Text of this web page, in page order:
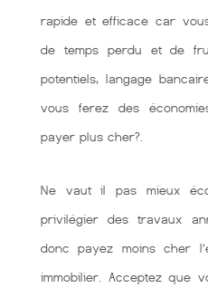
rapide et efficace car
de temps perdu et de
potentiels, langage
vous ferez des
payer plus cher?.
Ne vaut il pas mieux
privilégier des travaux
donc payez moins cher
immobilier. Acceptez que